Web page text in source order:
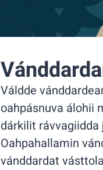
Váldde
oahpásnuva álohii
dárkilit rávvagiidda
Oahpahallamin
vánddardat